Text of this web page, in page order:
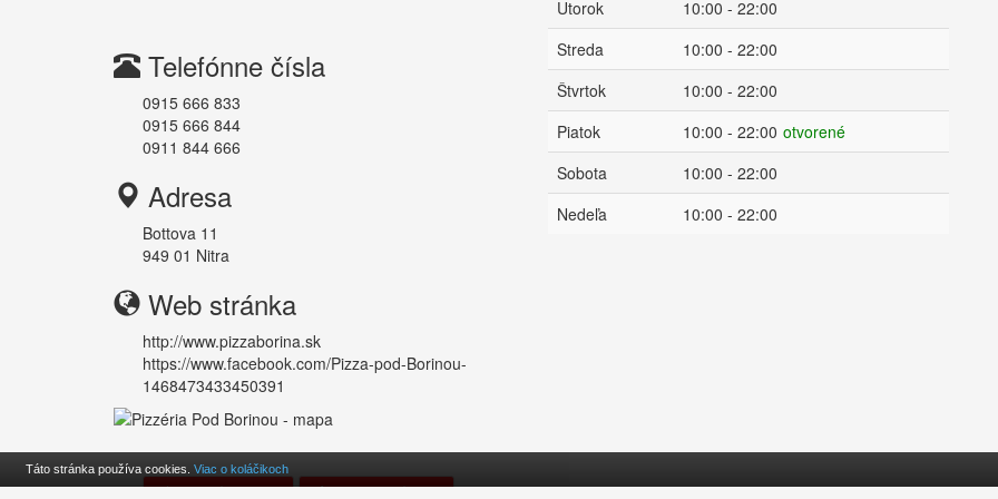
Telefónne čísla
0915 666 833
0915 666 844
0911 844 666
Adresa
Bottova 11
949 01 Nitra
Web stránka
http://www.pizzaborina.sk
https://www.facebook.com/Pizza-pod-Borinou-
1468473433450391
Utorok
10:00 - 22:00
Streda
10:00 - 22:00
Štvrtok
10:00 - 22:00
Piatok
10:00 - 22:00 otvorené
Sobota
10:00 - 22:00
Nedeľa
10:00 - 22:00
Odoslať e-mailom Aktualizovať údaje
Táto stránka používa cookies. Viac o koláčikoch